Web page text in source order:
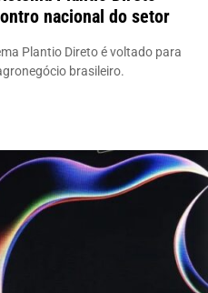
nacional do setor
Plantio Direto é voltado para
brasileiro.